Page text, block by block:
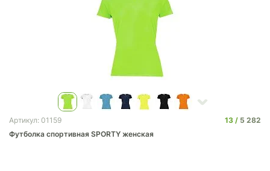
Артикул: 01159 13
5 282
Футболка спортивная SPORTY женская